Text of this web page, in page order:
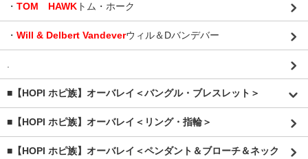
・ TOM HAWK トム・ホーク
・ Will & Delbert Vandeverウィル＆Dバンデバー
.
■【HOPI ホピ族】オーバレイ＜バングル・ブレスレット＞
■【HOPI ホピ族】オーバレイ＜リング・指輪＞
■【HOPI ホピ族】オーバレイ＜ペンダント＆ブローチ＆ネック